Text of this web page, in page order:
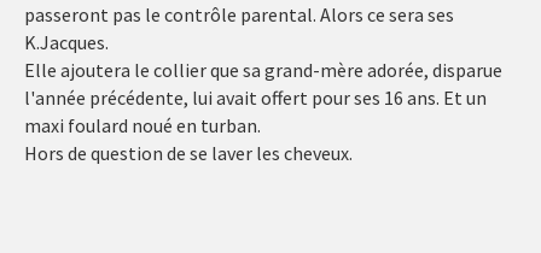
passeront pas le contrôle parental. Alors ce sera ses
K.Jacques.
Elle ajoutera le collier que sa grand-mère adorée, disparue
l'année précédente, lui avait offert pour ses 16 ans. Et un
maxi foulard noué en turban.
Hors de question de se laver les cheveux.